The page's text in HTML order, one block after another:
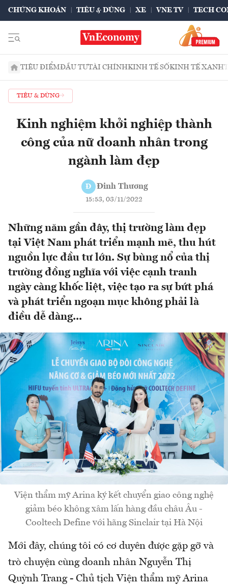
CHỨNG KHOÁN TIÊU & DÙNG XE VNE TV TECH
TIÊU ĐIỂMĐẦU TƯTÀI CHÍNHKINH TẾ SỐKINH TẾ XANH
TIÊU & DÙNG
Kinh nghiệm khởi nghiệp thành
công của nữ doanh nhân trong
ngành làm đẹp
Đ Đinh Thương
15:53, 03/11/2022
Những năm gần đây, thị trường làm đẹp
tại Việt Nam phát triển mạnh mẽ, thu hút
nguồn lực đầu tư lớn. Sự bùng nổ của thị
trường đồng nghĩa với việc cạnh tranh
ngày càng khốc liệt, việc tạo ra sự bứt phá
và phát triển ngoạn mục không phải là
điều dễ dàng...
Viện thẩm mỹ Arina ký kết chuyển giao công nghệ
giảm béo không xâm lấn hàng đầu châu Âu -
Cooltech Define với hãng Sinclair tại Hà Nội
Mới đây, chúng tôi có cơ duyên được gặp gỡ và
trò chuyện cùng doanh nhân Nguyễn Thị
Quỳnh Trang - Chủ tịch Viện thẩm mỹ Arina